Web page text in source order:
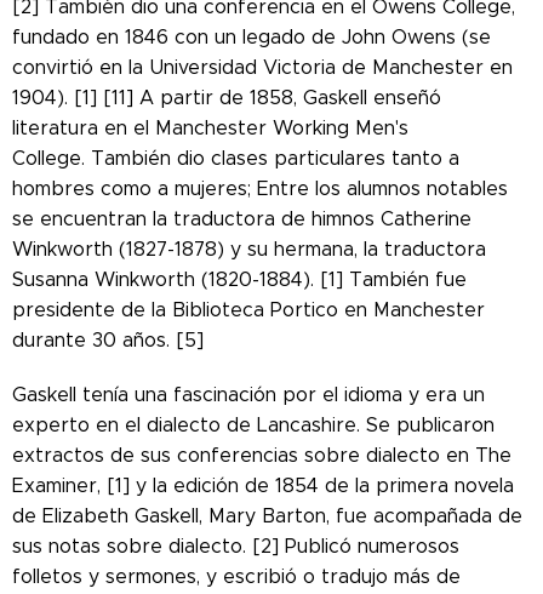
[2] También dio una conferencia en el Owens College,
fundado en 1846 con un legado de John Owens (se
convirtió en la Universidad Victoria de Manchester en
1904). [1] [11] A partir de 1858, Gaskell enseñó
literatura en el Manchester Working Men's
College. También dio clases particulares tanto a
hombres como a mujeres; Entre los alumnos notables
se encuentran la traductora de himnos Catherine
Winkworth (1827-1878) y su hermana, la traductora
Susanna Winkworth (1820-1884). [1] También fue
presidente de la Biblioteca Portico en Manchester
durante 30 años. [5]
Gaskell tenía una fascinación por el idioma y era un
experto en el dialecto de Lancashire. Se publicaron
extractos de sus conferencias sobre dialecto en The
Examiner, [1] y la edición de 1854 de la primera novela
de Elizabeth Gaskell, Mary Barton, fue acompañada de
sus notas sobre dialecto. [2] Publicó numerosos
folletos y sermones, y escribió o tradujo más de